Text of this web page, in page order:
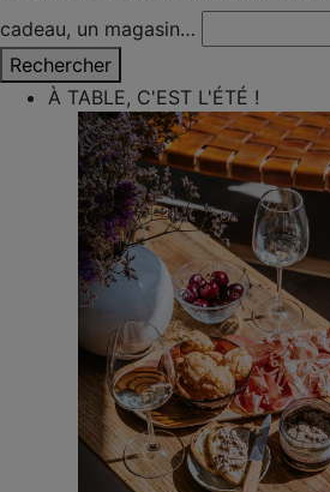
cadeau, un magasin…
Rechercher
À TABLE, C'EST L'ÉTÉ !